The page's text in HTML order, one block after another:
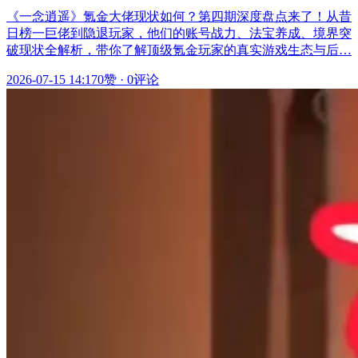
《一念逍遥》氪金大佬现状如何？第四期深度盘点来了！从昔
日榜一巨佬到隐退玩家，他们的账号战力、法宝养成、境界突
破现状全解析，带你了解顶级氪金玩家的真实游戏生态与后…
2026-07-15 14:170赞 · 0评论